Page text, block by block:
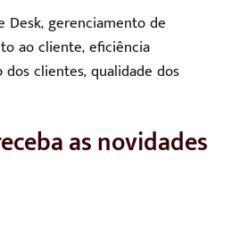
Desk, gerenciamento de
ao cliente, eficiência
clientes, qualidade dos
as novidades